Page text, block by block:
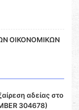
ΟΙΚΟΝΟΜΙΚΩΝ
αδείας στο
304678)